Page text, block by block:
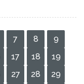
7 8
9
17 18
19
27 28
29